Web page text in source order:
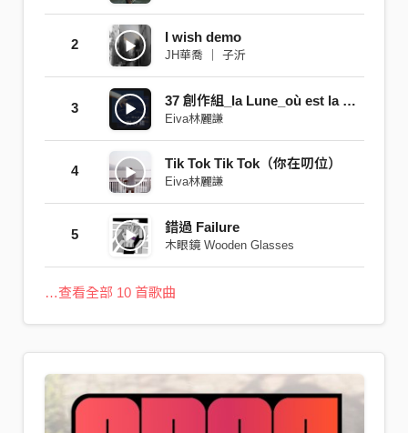
2 I wish demo
JH華喬 ｜ 子沂
3 37 創作組_la Lune_où est la Lune
Eiva林麗謙
4 Tik Tok Tik Tok（你在叨位）
Eiva林麗謙
5 錯過 Failure
木眼鏡 Wooden Glasses
…查看全部 10 首歌曲